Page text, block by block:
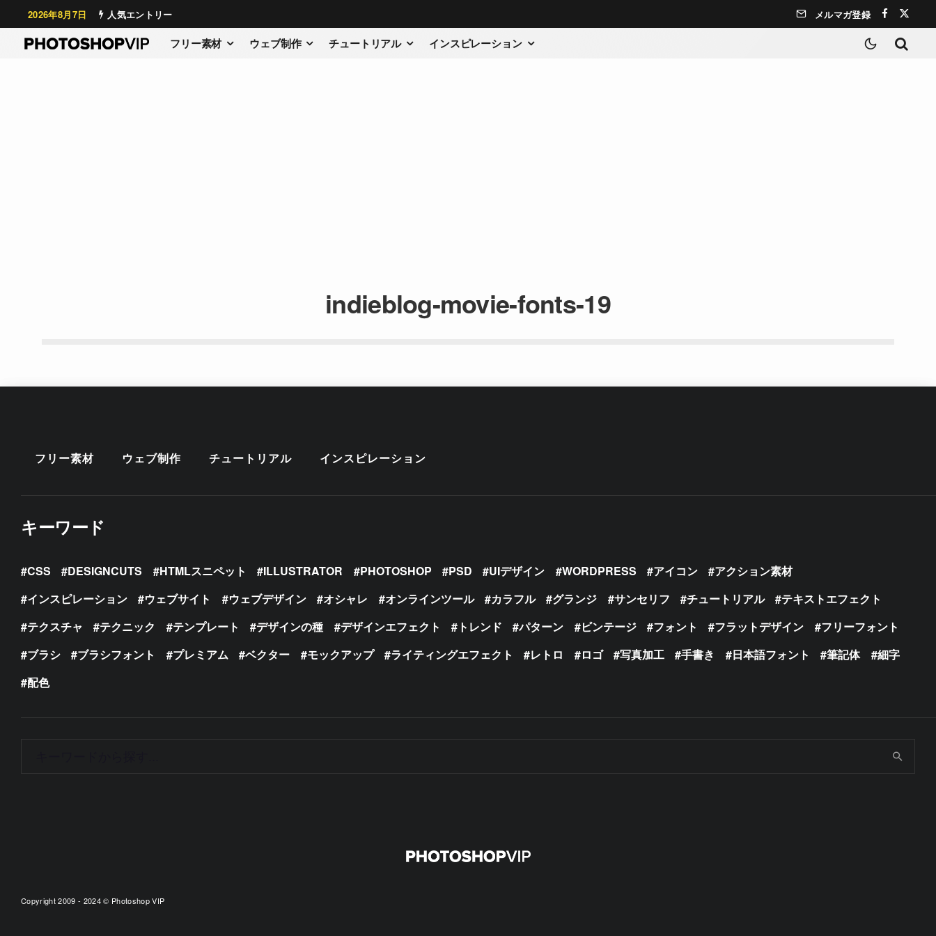
2026年8月7日 人気エントリー メルマガ登録
フリー素材 ウェブ制作 チュートリアル インスピレーション
indieblog-movie-fonts-19
フリー素材 ウェブ制作 チュートリアル インスピレーション
キーワード
CSS DESIGNCUTS HTMLスニペット ILLUSTRATOR PHOTOSHOP PSD UIデザイン WORDPRESS アイコン
アクション素材
インスピレーション
ウェブサイト ウェブデザイン オシャレ オンラインツール カラフル グランジ サンセリフ チュートリアル
テキストエフェクト
テクスチャ
テクニック テンプレート デザインの種 デザインエフェクト トレンド パターン ビンテージ フォント フラットデザイン
フリーフォント
ブラシ
ブラシフォント プレミアム ベクター モックアップ ライティングエフェクト レトロ ロゴ 写真加工 手書き 日本語フォント 筆記体
細字
配色
Copyright 2009 - 2024 © Photoshop VIP